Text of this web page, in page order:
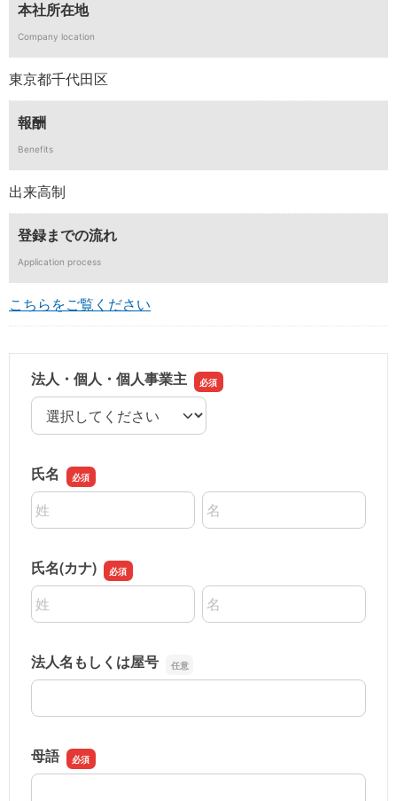
本社所在地
Company location
東京都千代田区
報酬
Benefits
出来高制
登録までの流れ
Application process
こちらをご覧ください